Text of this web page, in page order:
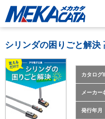
シリンダの困りごと解決
カタログ
メーカー
発行年月